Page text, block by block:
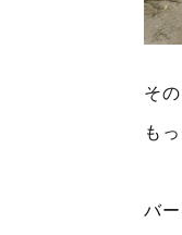
そ
も
バ